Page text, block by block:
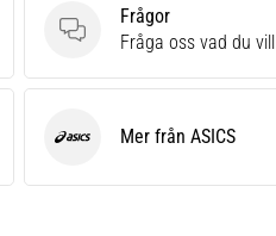
Frågor
Frågor
Fråga oss vad du vill
ASICS Mer från ASICS